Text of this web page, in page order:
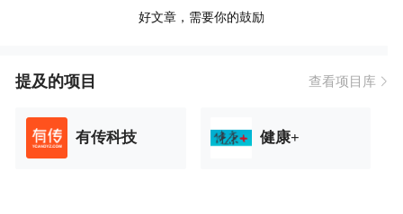
好文章，需要你的鼓励
提及的项目 查看项目库
有传科技 健康+